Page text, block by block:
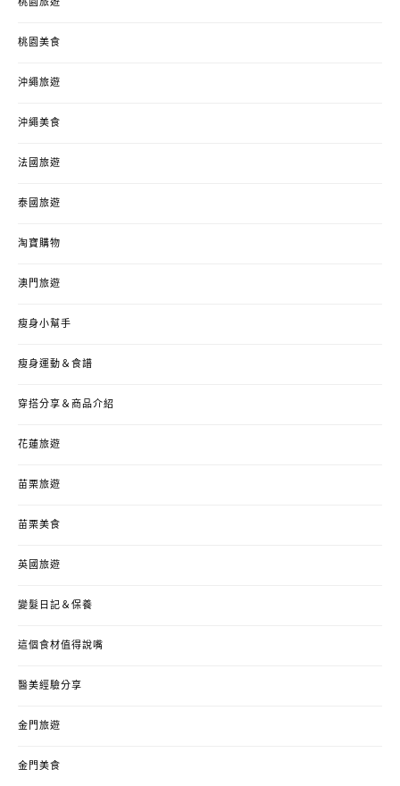
桃園旅遊
桃園美食
沖繩旅遊
沖繩美食
法國旅遊
泰國旅遊
淘寶購物
澳門旅遊
瘦身小幫手
瘦身運動＆食譜
穿搭分享＆商品介紹
花蓮旅遊
苗栗旅遊
苗栗美食
英國旅遊
變髮日記＆保養
這個食材值得說嘴
醫美經驗分享
金門旅遊
金門美食